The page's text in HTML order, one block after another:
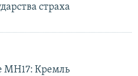
страха
MH17: Кремль